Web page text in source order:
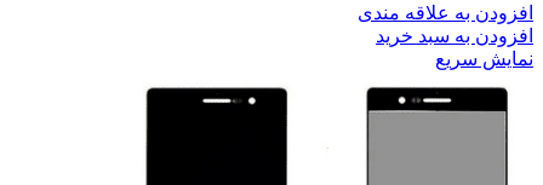
افزودن به علاقه مندی
افزودن به سبد خرید
نمایش سریع